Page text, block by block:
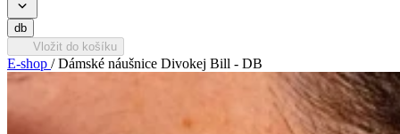
db
Vložit do košíku
E-shop / Dámské náušnice Divokej Bill - DB